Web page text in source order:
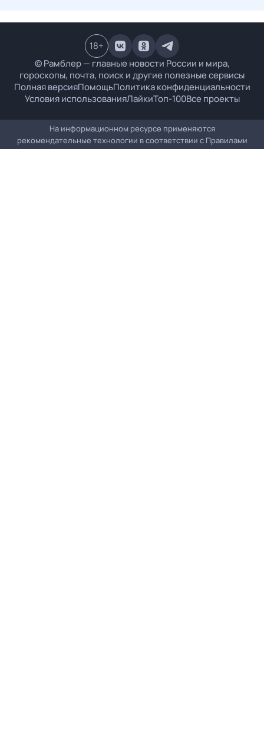
© Рамблер — главные новости России и мира,
гороскопы, почта, поиск и другие полезные сервисы
Полная версияПомощьПолитика конфиденциальности
Условия использованияЛайкиТоп-100Все проекты
18+
На информационном ресурсе применяются
рекомендательные технологии в соответствии с Правилами